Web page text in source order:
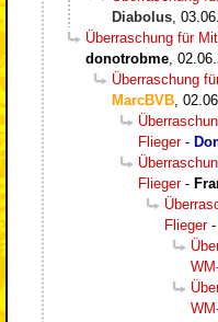
Diabolus
Überraschung für
donotrobme
Überraschung
MarcBVB
Flieger-
Flieger-
Flieger-